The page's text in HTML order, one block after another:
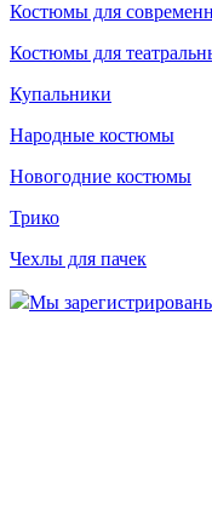
Костюмы для
Костюмы для
Купальники
Народные костюмы
Новогодние костюмы
Трико
Чехлы для пачек
Мы